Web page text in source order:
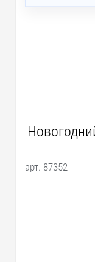
арт. 87352